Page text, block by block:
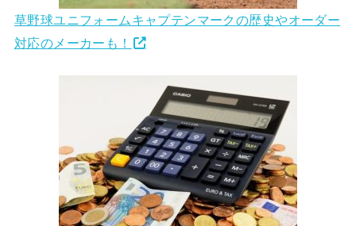
草野球ユニフォームキャプテンマークの歴史やオーダー
対応のメーカーも！